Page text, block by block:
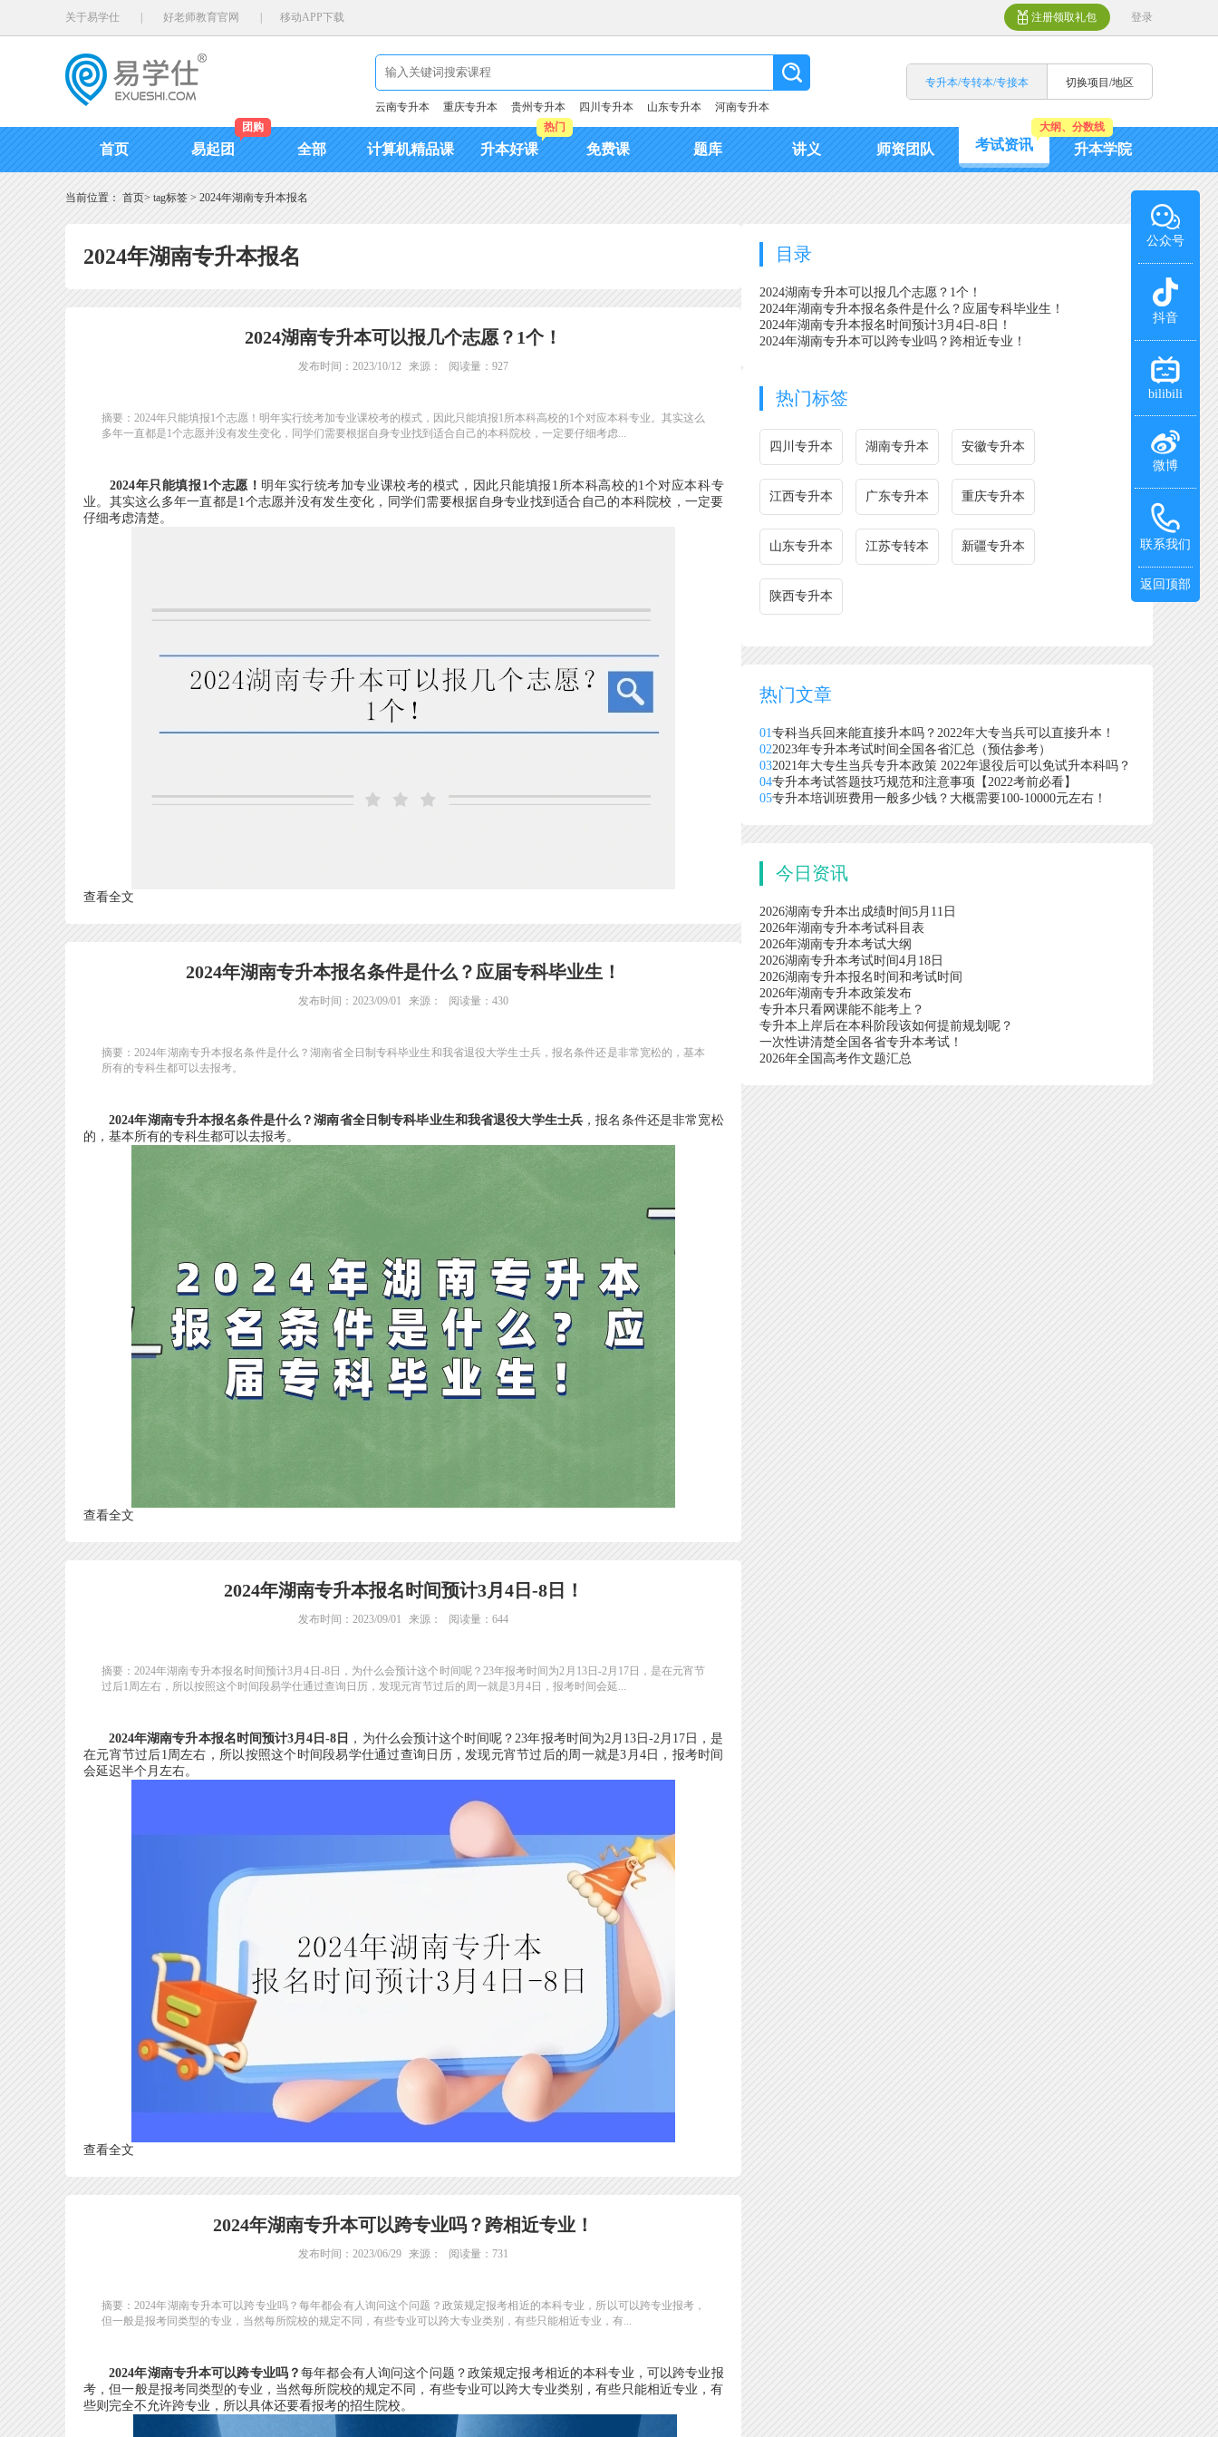
关于易学仕 好老师教育官网 移动APP下载 注册领取礼包 登录
云南专升本 重庆专升本 贵州专升本 四川专升本 山东专升本 河南专升本
专升本/专转本/专接本 切换项目/地区
首页 易起团
团购
全部 计算机精品课 升本好课
热门
免费课 题库 讲义 师资团队 考试资讯
大纲、分数线
升本学院
当前位置： 首页> tag标签 > 2024年湖南专升本报名
2024年湖南专升本报名
2024湖南专升本可以报几个志愿？1个！
发布时间：2023/10/12 来源： 阅读量：927
摘要：2024年只能填报1个志愿！明年实行统考加专业课校考的模式，因此只能填报1所本科高校的1个对应本科专业。其实这么
多年一直都是1个志愿并没有发生变化，同学们需要根据自身专业找到适合自己的本科院校，一定要仔细考虑...
2024年只能填报1个志愿！ 明年实行统考加专业课校考的模式，因此只能填报1所本科高校的1个对应本科专
业。其实这么多年一直都是1个志愿并没有发生变化，同学们需要根据自身专业找到适合自己的本科院校，一定要
仔细考虑清楚。
查看全文
2024年湖南专升本报名条件是什么？应届专科毕业生！
发布时间：2023/09/01 来源： 阅读量：430
摘要：2024年湖南专升本报名条件是什么？湖南省全日制专科毕业生和我省退役大学生士兵，报名条件还是非常宽松的，基本
所有的专科生都可以去报考。
2024年湖南专升本报名条件是什么？湖南省全日制专科毕业生和我省退役大学生士兵 ，报名条件还是非常宽松
的，基本所有的专科生都可以去报考。
查看全文
2024年湖南专升本报名时间预计3月4日-8日！
发布时间：2023/09/01 来源： 阅读量：644
摘要：2024年湖南专升本报名时间预计3月4日-8日，为什么会预计这个时间呢？23年报考时间为2月13日-2月17日，是在元宵节
过后1周左右，所以按照这个时间段易学仕通过查询日历，发现元宵节过后的周一就是3月4日，报考时间会延...
2024年湖南专升本报名时间预计3月4日-8日 ，为什么会预计这个时间呢？23年报考时间为2月13日-2月17日，是
在元宵节过后1周左右，所以按照这个时间段易学仕通过查询日历，发现元宵节过后的周一就是3月4日，报考时间
会延迟半个月左右。
查看全文
2024年湖南专升本可以跨专业吗？跨相近专业！
发布时间：2023/06/29 来源： 阅读量：731
摘要：2024年湖南专升本可以跨专业吗？每年都会有人询问这个问题？政策规定报考相近的本科专业，所以可以跨专业报考，
但一般是报考同类型的专业，当然每所院校的规定不同，有些专业可以跨大专业类别，有些只能相近专业，有...
2024年湖南专升本可以跨专业吗？每年都会有人询问这个问题？政策规定报考相近的本科专业，可以跨专业报
考，但一般是报考同类型的专业，当然每所院校的规定不同，有些专业可以跨大专业类别，有些只能相近专业，有
些则完全不允许跨专业，所以具体还要看报考的招生院校。
目录
2024湖南专升本可以报几个志愿？1个！
2024年湖南专升本报名条件是什么？应届专科毕业生！
2024年湖南专升本报名时间预计3月4日-8日！
2024年湖南专升本可以跨专业吗？跨相近专业！
热门标签
四川专升本 湖南专升本 安徽专升本
江西专升本 广东专升本 重庆专升本
山东专升本 江苏专转本 新疆专升本
陕西专升本
热门文章
01专科当兵回来能直接升本吗？2022年大专当兵可以直接升本！
022023年专升本考试时间全国各省汇总（预估参考）
032021年大专生当兵专升本政策 2022年退役后可以免试升本科吗？
04专升本考试答题技巧规范和注意事项【2022考前必看】
05专升本培训班费用一般多少钱？大概需要100-10000元左右！
今日资讯
2026湖南专升本出成绩时间5月11日
2026年湖南专升本考试科目表
2026年湖南专升本考试大纲
2026湖南专升本考试时间4月18日
2026湖南专升本报名时间和考试时间
2026年湖南专升本政策发布
专升本只看网课能不能考上？
专升本上岸后在本科阶段该如何提前规划呢？
一次性讲清楚全国各省专升本考试！
2026年全国高考作文题汇总
公众号
抖音
bilibili
微博
联系我们
返回顶部